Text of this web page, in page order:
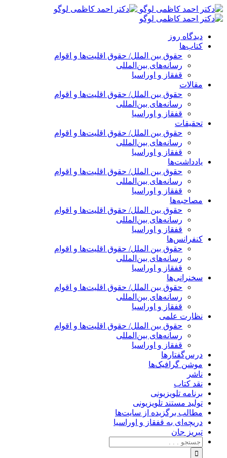
پرش
به
دیدگاه روز
کتاب‌ها
حقوق بین الملل/ حقوق اقلیت‌ها و اقوام
رسانه‌های بین‌المللی
قفقاز و اوراسیا
مقالات
حقوق بین الملل/ حقوق اقلیت‌ها و اقوام
رسانه‌های بین‌المللی
قفقاز و اوراسیا
تحقیقات
حقوق بین الملل/ حقوق اقلیت‌ها و اقوام
رسانه‌های بین‌المللی
قفقاز و اوراسیا
یادداشت‌ها
حقوق بین الملل/ حقوق اقلیت‌ها و اقوام
رسانه‌های بین‌المللی
قفقاز و اوراسیا
مصاحبه‌ها
حقوق بین الملل/ حقوق اقلیت‌ها و اقوام
رسانه‌های بین‌المللی
قفقاز و اوراسیا
کنفرانس‌ها
حقوق بین الملل/ حقوق اقلیت‌ها و اقوام
رسانه‌های بین‌المللی
قفقاز و اوراسیا
سخنرانی‌ها
حقوق بین الملل/ حقوق اقلیت‌ها و اقوام
رسانه‌های بین‌المللی
قفقاز و اوراسیا
نظارت علمی
حقوق بین الملل/ حقوق اقلیت‌ها و اقوام
رسانه‌های بین‌المللی
قفقاز و اوراسیا
درس‌گفتارها
موشن گرافیک‌ها
ناشر
نقد کتاب
برنامه‌ تلویزیونی
تولید مستند تلویزیونی
مطالب برگزیده از سایت‌ها
دریچه‌ای به قفقاز و اوراسیا
تبریزِ جان
جستجو
برای: